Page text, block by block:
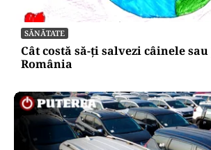
SĂNĂTATE
Cât costă să-ți salvezi câinele
România